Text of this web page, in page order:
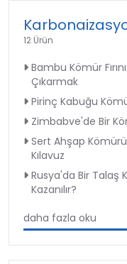
12 Ürün
Bambu Kömür
Çıkarmak
Pirinç Kabuğu
Zimbabve'de Bir
Sert Ahşap
Kılavuz
Rusya'da Bir Talaş
Kazanılır?
daha fazla oku